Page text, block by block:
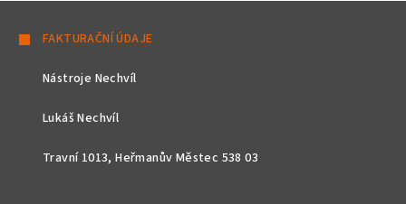
FAKTURAČNÍ ÚDAJE
Nástroje Nechvíl
Lukáš Nechvíl
Travní 1013, Heřmanův Městec 538 03